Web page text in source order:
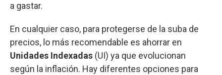
a gastar.
En cualquier caso, para protegerse de la suba de
precios, lo más recomendable es ahorrar en
Unidades Indexadas (UI) ya que evolucionan
según la inflación. Hay diferentes opciones para